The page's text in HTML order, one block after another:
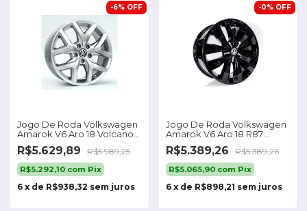
Jogo De Roda Volkswagen
Amarok V6 Aro 18 Volcano
Cor Prata Especial
-6% OFF
R$5.629,89 R$5.989,25
R$5.292,10 com Pix
6 x de R$938,32 sem juros
Jogo De Roda Volkswagen
Amarok V6 Aro 18 R87
Black Piano Cor Black
Piano 5x120
-0% OFF
R$5.389,26 R$5.389,26
R$5.065,90 com Pix
6 x de R$898,21 sem juros